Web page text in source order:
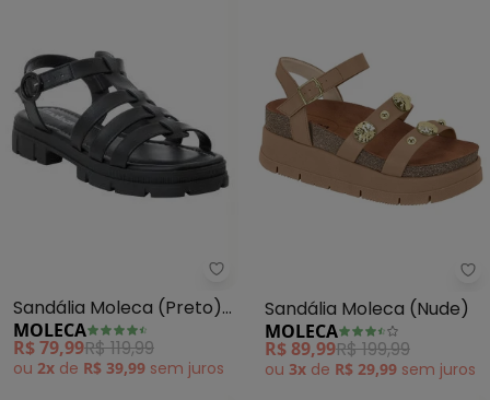
Moleca - Sandália Moleca
Sandália Moleca (Preto)
em Sintético
MOLECA
R$ 79,99R$ 119,99
ou 2x de R$ 39,99 sem juros
Sandália Moleca (Nude)
MOLECA
R$ 89,99R$ 199,99
ou 3x de R$ 29,99 sem juros